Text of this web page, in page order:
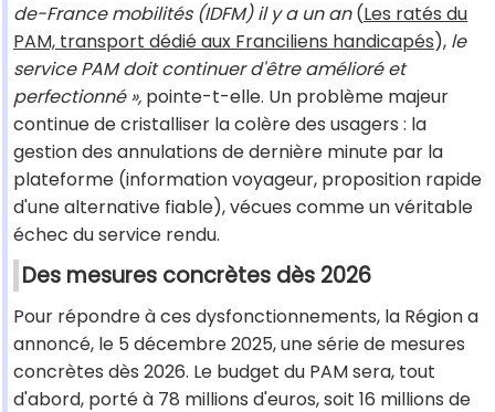
de-France mobilités (IDFM) il y a un an(Les ratés du
PAM, transport dédié aux Franciliens handicapés), le
service PAM doit continuer d'être amélioré et
perfectionné », pointe-t-elle. Un problème majeur
continue de cristalliser la colère des usagers : la
gestion des annulations de dernière minute par la
plateforme (information voyageur, proposition rapide
d'une alternative fiable), vécues comme un véritable
échec du service rendu.
Des mesures concrètes dès 2026
Pour répondre à ces dysfonctionnements, la Région a
annoncé, le 5 décembre 2025, une série de mesures
concrètes dès 2026. Le budget du PAM sera, tout
d'abord, porté à 78 millions d'euros, soit 16 millions de